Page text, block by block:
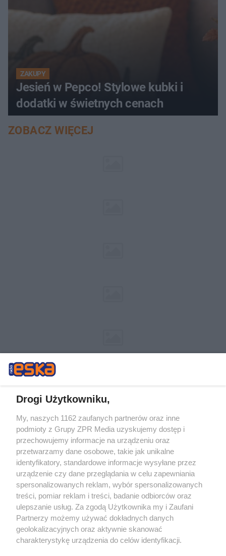
ZAKUPY
Jesień w Pepco! Stylowe kubki i
dodatki w świetnych cenach
ZOBACZ WIĘCEJ
Żaden utwór zamieszczony w serwisie nie może być powielany i
rozpowszechniany lub dalej rozpowszechniany w jakikolwiek sposób (w
tym także elektroniczny lub mechaniczny) na jakimkolwiek polu
eksploatacji w jakiejkolwiek formie, włącznie z umieszczaniem w
Internecie bez pisemnej zgody właściciela praw. Jakiekolwiek użycie lub
wykorzystanie utworów w całości lub w części z naruszeniem prawa,
tzn. bez właściwej zgody, jest zabronione pod groźbą kary i może być
ścigane prawnie.
Drogi Użytkowniku,
My, naszych 1162 zaufanych partnerów oraz inne
podmioty z Grupy ZPR Media uzyskujemy dostęp i
przechowujemy informacje na urządzeniu oraz
przetwarzamy dane osobowe, takie jak unikalne
identyfikatory, standardowe informacje wysyłane przez
urządzenie czy dane przeglądania w celu zapewniania
spersonalizowanych reklam, wybór spersonalizowanych
treści, pomiar reklam i treści, badanie odbiorców oraz
ulepszanie usług. Za zgodą Użytkownika my i Zaufani
Partnerzy możemy używać dokładnych danych
geolokalizacyjnych oraz aktywnie skanować
charakterystykę urządzenia do celów identyfikacji.